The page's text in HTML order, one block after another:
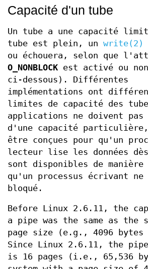
Capacité d'un tube
Un tube a une capacité
tube est plein, un write(2)
ou échouera, selon que
O_NONBLOCK est activé ou
ci‐dessous). Différentes
implémentations ont
limites de capacité des
applications ne doivent pas
d'une capacité particulière,
être conçues pour qu'un
lecteur lise les données
sont disponibles de manière
qu'un processus écrivant
bloqué.
Before Linux 2.6.11, the
a pipe was the same as the
page size (e.g., 4096 bytes
Since Linux 2.6.11, the
is 16 pages (i.e., 65,536